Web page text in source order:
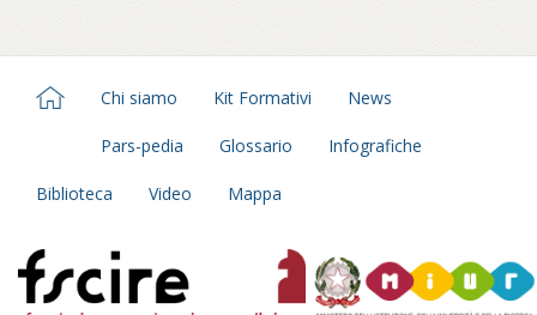
Chi siamo Kit Formativi News
Pars-pedia Glossario Infografiche
Biblioteca Video Mappa